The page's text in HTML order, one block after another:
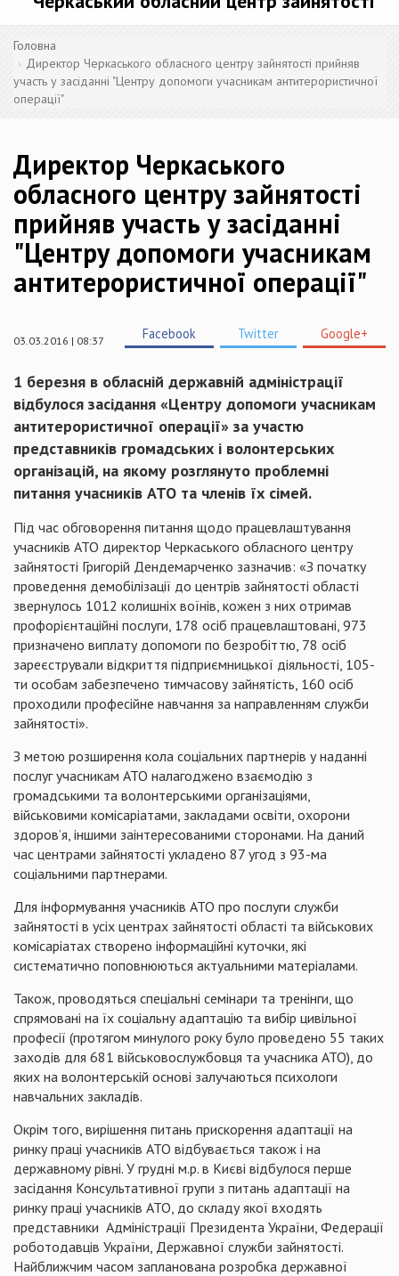
Головна
Директор Черкаського обласного центру зайнятості прийняв
участь у засіданні "Центру допомоги учасникам антитерористичної
операції"
Директор Черкаського
обласного центру зайнятості
прийняв участь у засіданні
"Центру допомоги учасникам
антитерористичної операції"
03.03.2016 | 08:37 Facebook Twitter Google+
1 березня в обласній державній адміністрації
відбулося засідання «Центру допомоги учасникам
антитерористичної операції» за участю
представників громадських і волонтерських
організацій, на якому розглянуто проблемні
питання учасників АТО та членів їх сімей.
Під час обговорення питання щодо працевлаштування
учасників АТО директор Черкаського обласного центру
зайнятості Григорій Дендемарченко зазначив: «З початку
проведення демобілізації до центрів зайнятості області
звернулось 1012 колишніх воїнів, кожен з них отримав
профорієнтаційні послуги, 178 осіб працевлаштовані, 973
призначено виплату допомоги по безробіттю, 78 осіб
зареєстрували відкриття підприємницької діяльності, 105-
ти особам забезпечено тимчасову зайнятість, 160 осіб
проходили професійне навчання за направленням служби
зайнятості».
З метою розширення кола соціальних партнерів у наданні
послуг учасникам АТО налагоджено взаємодію з
громадськими та волонтерськими організаціями,
військовими комісаріатами, закладами освіти, охорони
здоров’я, іншими заінтересованими сторонами. На даний
час центрами зайнятості укладено 87 угод з 93-ма
соціальними партнерами.
Для інформування учасників АТО про послуги служби
зайнятості в усіх центрах зайнятості області та військових
комісаріатах створено інформаційні куточки, які
систематично поповнюються актуальними матеріа­лами.
Також, проводяться спеціальні семінари та тренінги, що
спрямовані на їх соціальну адаптацію та вибір цивільної
професії (протягом минулого року було проведено 55 таких
заходів для 681 військовослужбовця та учасника АТО), до
яких на волонтерській основі залучаються психологи
навчальних закладів.
Окрім того, вирішення питань прискорення адаптації на
ринку праці учасників АТО відбувається також і на
державномурівні. У грудні м.р. в Києві відбулося перше
засідання Консультативної групи з питань адаптації на
ринку праці учасників АТО, до складуякої входять
представники Адміністрації Президента України, Федерації
роботодавців України, Державної служби зайнятості.
Найближчим часом запланована розробка державної